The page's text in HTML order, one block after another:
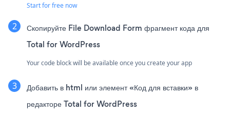
Start for free now
Скопируйте File Download Form фрагмент кода для
Total for WordPress
Your code block will be available once you create your app
Добавить в html или элемент «Код для вставки» в
редакторе Total for WordPress